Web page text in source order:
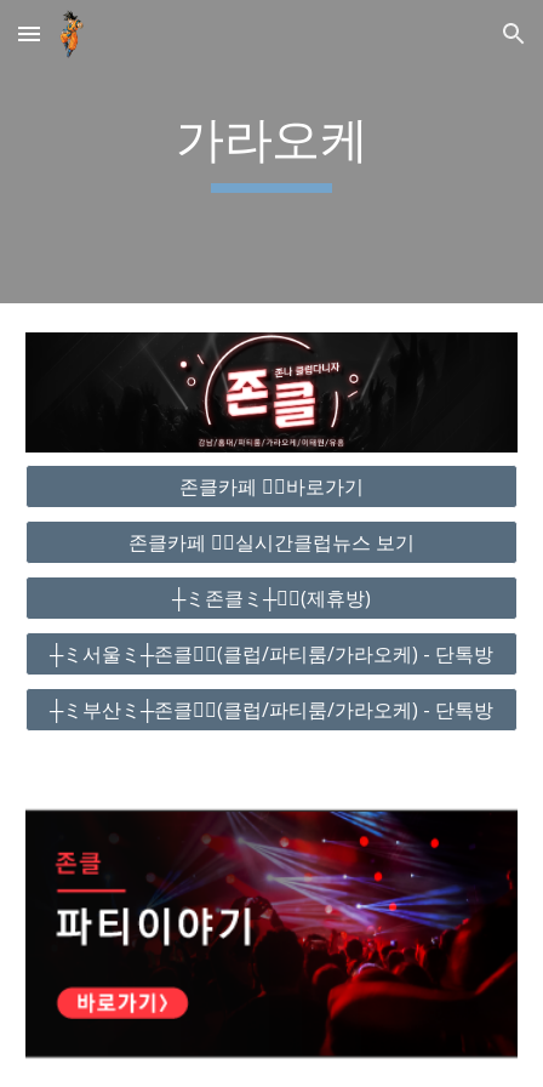
Skip to main content Skip to navigation
가라오케
존클카페 ❤️‍🔥바로가기
존클카페 ❤️‍🔥실시간클럽뉴스 보기
┼ミ존클ミ┼❤️‍🔥(제휴방)
┼ミ서울ミ┼존클❤️‍🔥(클럽/파티룸/가라오케) - 단톡방
┼ミ부산ミ┼존클❤️‍🔥(클럽/파티룸/가라오케) - 단톡방